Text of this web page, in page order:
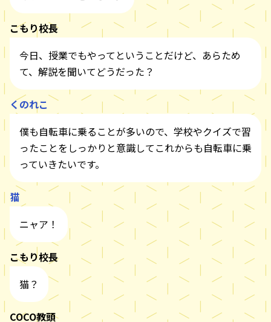
こもり校長
今日、授業でもやってということだけど、あらため
て、解説を聞いてどうだった？
くのれこ
僕も自転車に乗ることが多いので、学校やクイズで習
ったことをしっかりと意識してこれからも自転車に乗
っていきたいです。
猫
ニャア！
こもり校長
猫？
COCO教頭